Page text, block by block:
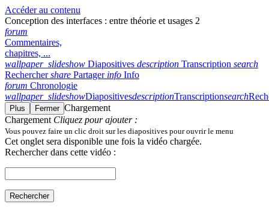
Accéder au contenu
Conception des interfaces : entre théorie et usages 2
forum
Commentaires,
chapitres, ...
wallpaper_slideshow Diapositives description Transcription search
Rechercher share Partager info Info
forum Chronologie
wallpaper_slideshowDiapositivesdescriptionTranscriptionsearch
Plus Fermer Chargement
Chargement Cliquez pour ajouter :
Vous pouvez faire un clic droit sur les diapositives pour ouvrir le menu
Cet onglet sera disponible une fois la vidéo chargée.
Rechercher dans cette vidéo :
Rechercher